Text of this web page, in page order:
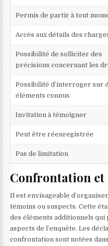
Permis de partir à tout
Accès aux détails des
Possibilité de solliciter des
précisions concernant les
Possibilité d’interroger sur
éléments connus
Invitation à témoigner
Peut être réenregistrée
Pas de limitation
Confrontation
Il est envisageable
témoins ou suspects. Cette
des éléments additionnels
aspects de l’enquête. Les
confrontation sont notées